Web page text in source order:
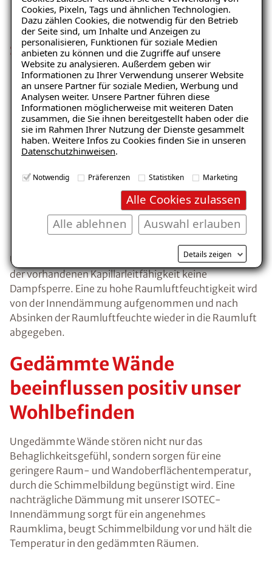
Cookies, Pixeln, Tags und ähnlichen Technologien.
Dazu zählen Cookies, die notwendig für den Betrieb
der Seite sind, um Inhalte und Anzeigen zu
personalisieren, Funktionen für soziale Medien
anbieten zu können und die Zugriffe auf unsere
Website zu analysieren. Außerdem geben wir
Informationen zu Ihrer Verwendung unserer Website
an unsere Partner für soziale Medien, Werbung und
Analysen weiter. Unsere Partner führen diese
Informationen möglicherweise mit weiteren Daten
zusammen, die Sie ihnen bereitgestellt haben oder die
sie im Rahmen Ihrer Nutzung der Dienste gesammelt
haben. Weitere Infos zu Cookies finden Sie in unseren
Datenschutzhinweisen.
Notwendig Präferenzen Statistiken Marketing
Alle Cookies zulassen
Auswahl erlauben
Alle ablehnen
Details zeigen
Feuchteregulierend und
schimmelpilzhemmend
Unsere ISOTEC-Innendämmung benötigt aufgrund
der vorhandenen Kapillarleitfähigkeit keine
Dampfsperre. Eine zu hohe Raumluftfeuchtigkeit wird
von der Innendämmung aufgenommen und nach
Absinken der Raumluftfeuchte wieder in die Raumluft
abgegeben.
Gedämmte Wände
beeinflussen positiv unser
Wohlbefinden
Ungedämmte Wände stören nicht nur das
Behaglichkeitsgefühl, sondern sorgen für eine
geringere Raum- und Wandoberflächentemperatur,
durch die Schimmelbildung begünstigt wird. Eine
nachträgliche Dämmung mit unserer ISOTEC-
Innendämmung sorgt für ein angenehmes
Raumklima, beugt Schimmelbildung vor und hält die
Temperatur in den gedämmten Räumen.